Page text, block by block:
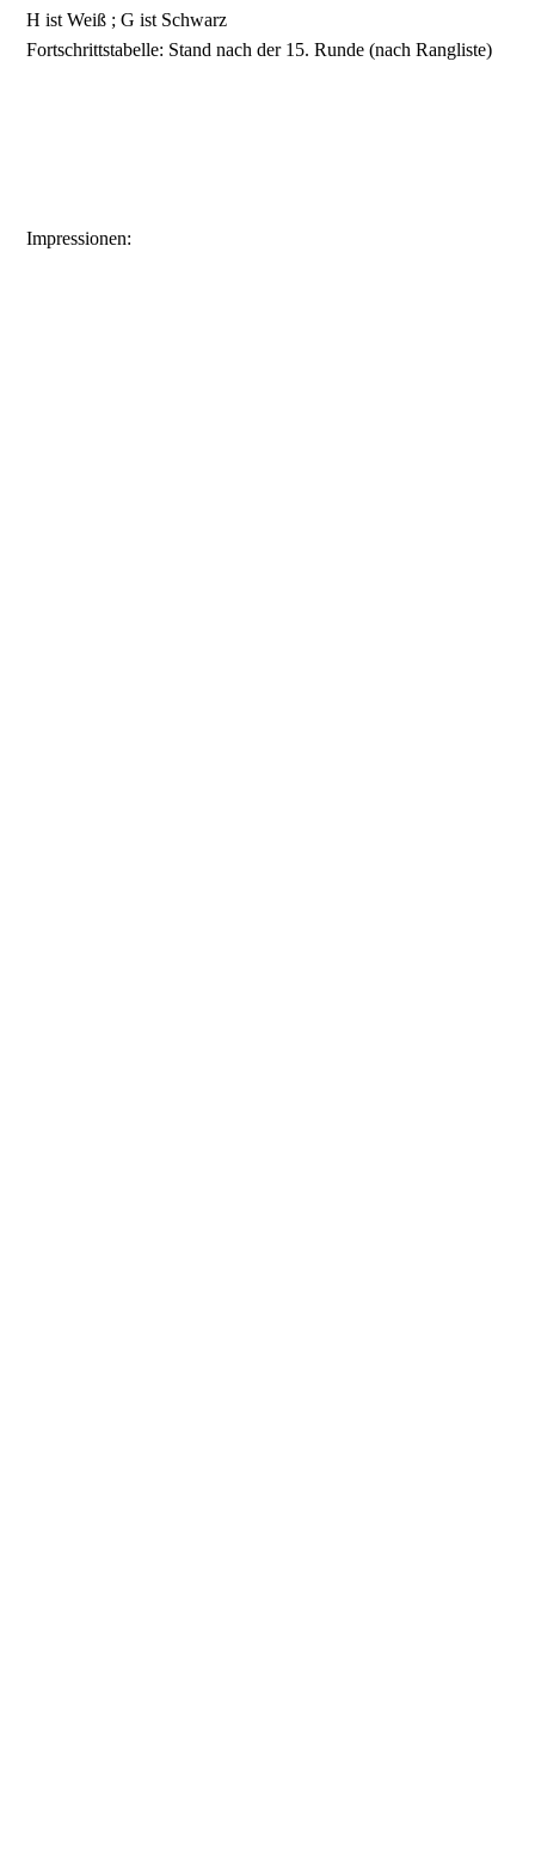
H ist Weiß ; G ist Schwarz
Fortschrittstabelle: Stand nach der 15. Runde (nach Rangliste)
Impressionen: